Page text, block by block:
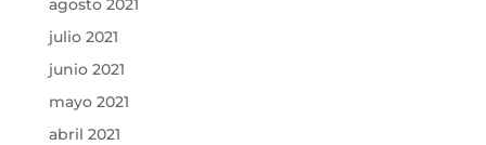
agosto 2021
julio 2021
junio 2021
mayo 2021
abril 2021